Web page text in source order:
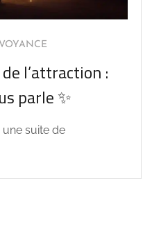
l’attraction :
parle ✨
suite de